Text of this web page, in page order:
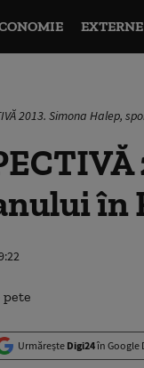
EXTERNE
2013. Simona Halep,
în
Urmărește Digi24în Google